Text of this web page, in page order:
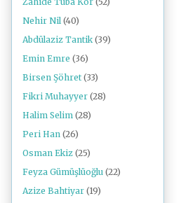
Nehir Nil (40)
Abdülaziz Tantik (39)
Emin Emre (36)
Birsen Şöhret (33)
Fikri Muhayyer (28)
Halim Selim (28)
Peri Han (26)
Osman Ekiz (25)
Feyza Gümüşlüoğlu (22)
Azize Bahtiyar (19)